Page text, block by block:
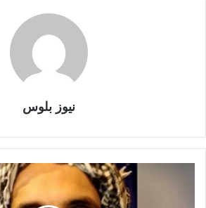
نيوز بلوس